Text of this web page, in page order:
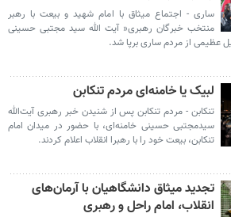
ساری - اجتماع میثاق با امام شهید و بیعت با رهبر
منتخب خبرگان رهبری« آیت الله سید مجتبی حسینی
عظیمی از مردم ساری برپا شد.
لبیک یا خامنه‌ای مردم تنکابن
تنکابن - مردم تنکابن پس از شنیدن خبر رهبری آیت‌الله
سیدمجتبی حسینی خامنه‌ای، با حضور در میدان امام
تنکابن، بیعت خود را با رهبرا انقلاب اعلام کردند.
تجدید میثاق دانشگاهیان با آرمان‌های
انقلاب، امام راحل و رهبری